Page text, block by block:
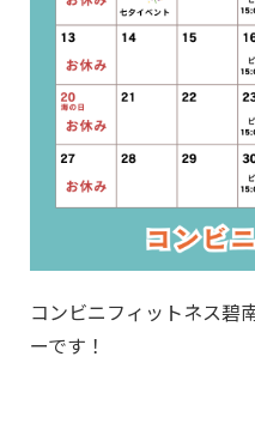
コンビニフィットネス碧
ーです！